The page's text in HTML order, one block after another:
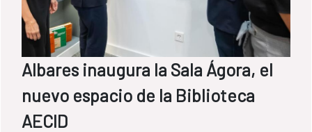
Albares inaugura la Sala Ágora, el
nuevo espacio de la Biblioteca
AECID